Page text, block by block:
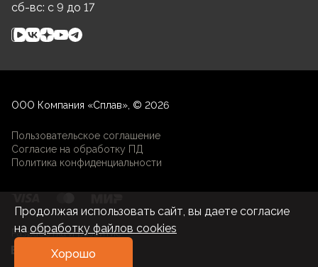
сб-вс: c 9 до 17
ООО Компания «Сплав», © 2026
Пользовательское соглашение
Согласие на обработку ПД
Политика конфиденциальности
Разработка и развитие
Продолжая использовать сайт, вы даете согласие
на обработку файлов cookies
Хорошо